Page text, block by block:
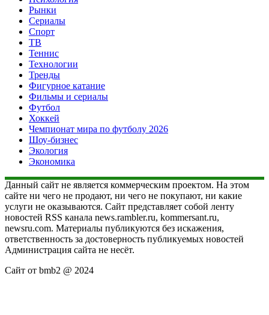
Рынки
Сериалы
Спорт
ТВ
Теннис
Технологии
Тренды
Фигурное катание
Фильмы и сериалы
Футбол
Хоккей
Чемпионат мира по футболу 2026
Шоу-бизнес
Экология
Экономика
Данный сайт не является коммерческим проектом. На этом
сайте ни чего не продают, ни чего не покупают, ни какие
услуги не оказываются. Сайт представляет собой ленту
новостей RSS канала news.rambler.ru, kommersant.ru,
newsru.com. Материалы публикуются без искажения,
ответственность за достоверность публикуемых новостей
Администрация сайта не несёт.
Сайт от bmb2 @ 2024